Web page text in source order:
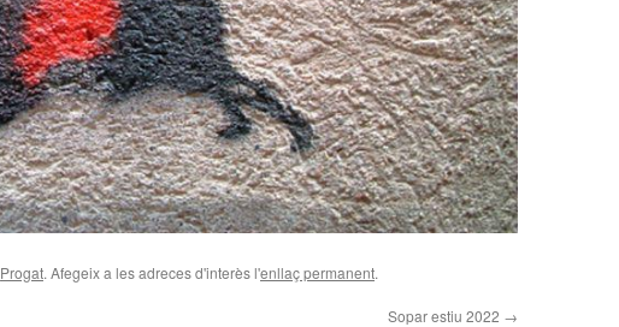
Progat. Afegeix a les adreces d'interès l'enllaç permanent.
Sopar estiu 2022 →